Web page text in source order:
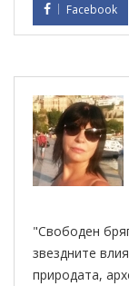
Facebook
"Свободен
звездните
природата,